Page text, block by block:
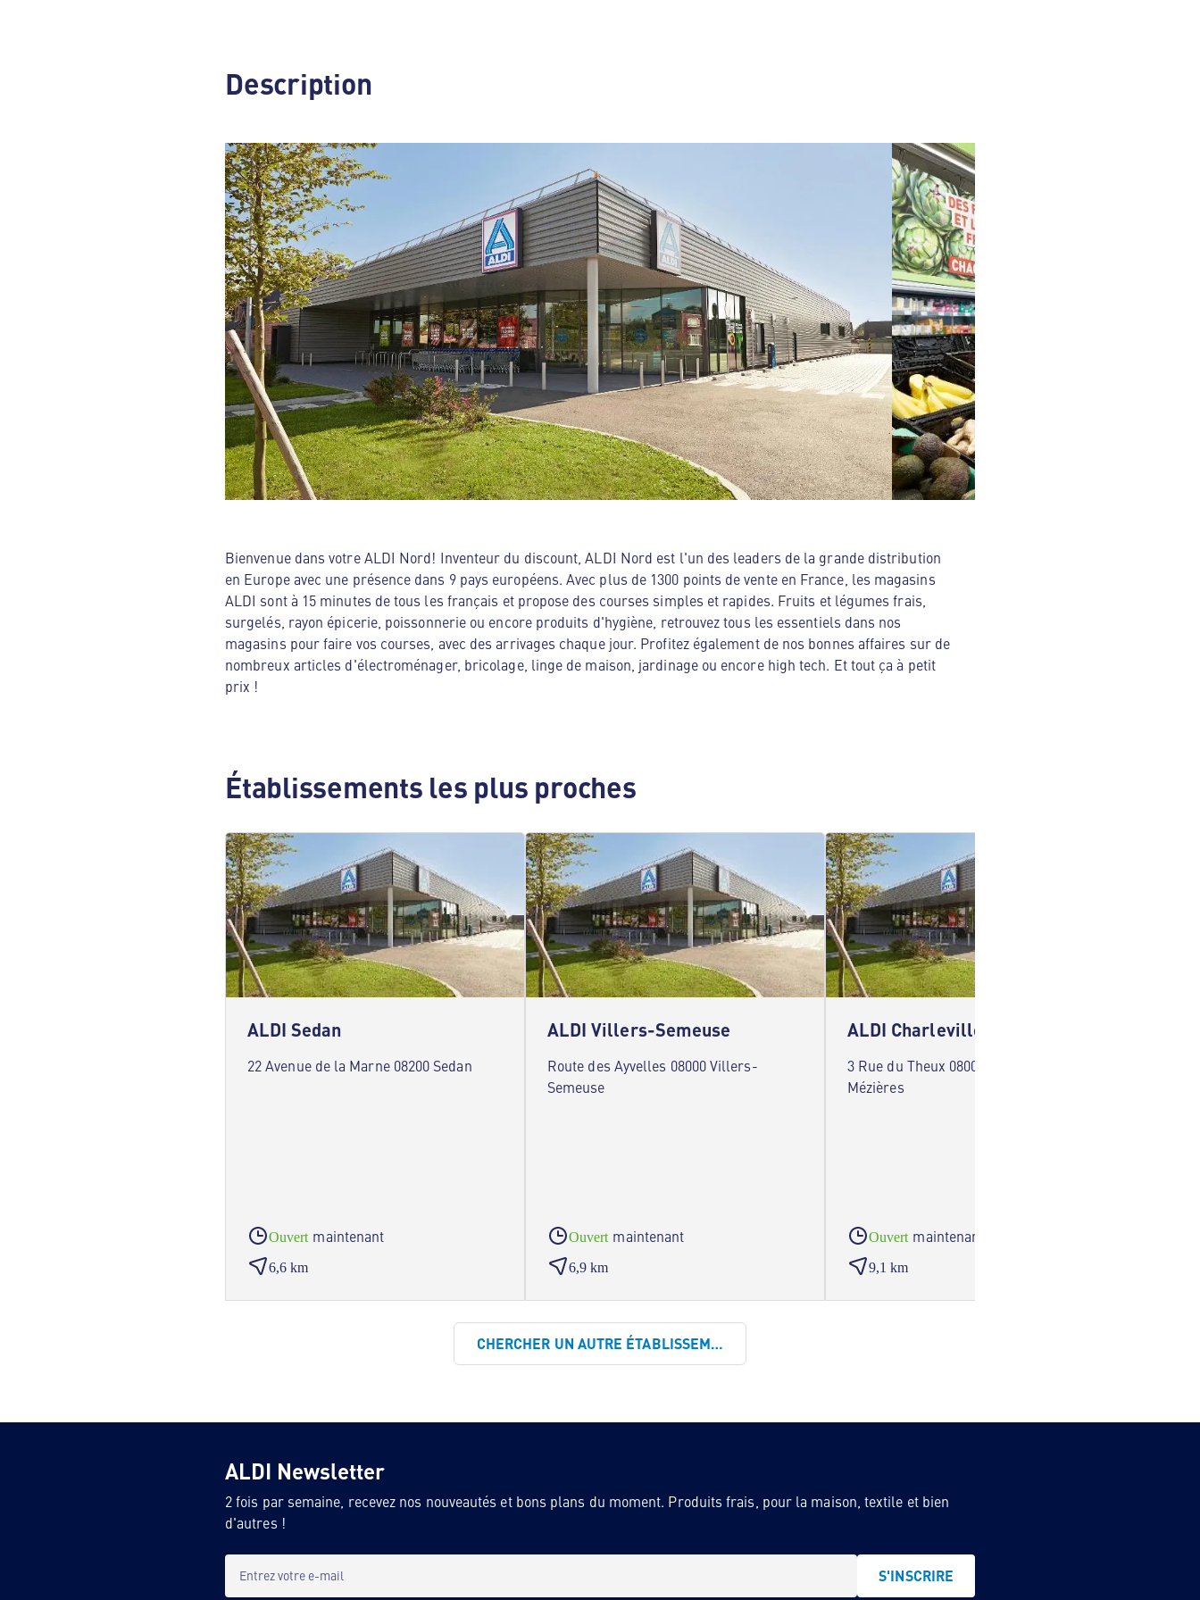
Description
Bienvenue dans votre ALDI Nord! Inventeur du discount, ALDI Nord est l'un des leaders de la grande distribution
en Europe avec une présence dans 9 pays européens. Avec plus de 1300 points de vente en France, les magasins
ALDI sont à 15 minutes de tous les français et propose des courses simples et rapides. Fruits et légumes frais,
surgelés, rayon épicerie, poissonnerie ou encore produits d'hygiène, retrouvez tous les essentiels dans nos
magasins pour faire vos courses, avec des arrivages chaque jour. Profitez également de nos bonnes affaires sur de
nombreux articles d'électroménager, bricolage, linge de maison, jardinage ou encore high tech. Et tout ça à petit
prix !
Établissements les plus proches
ALDI Sedan
22 Avenue de la Marne 08200 Sedan
Ouvert maintenant
6,6 km
ALDI Villers-Semeuse
Route des Ayvelles 08000 Villers-
Semeuse
Ouvert maintenant
6,9 km
ALDI Charleville-Mézières
3 Rue du Theux 08000 Charleville-
Mézières
Ouvert maintenant
9,1 km
CHERCHER UN AUTRE ÉTABLISSEMENT
ALDI Newsletter
2 fois par semaine, recevez nos nouveautés et bons plans du moment. Produits frais, pour la maison, textile et bien
d'autres !
Entrez votre e-mail S'INSCRIRE